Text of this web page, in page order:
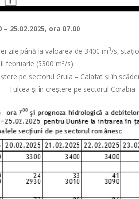
– 25.02.2025, ora 07.00
zile până la valoarea de 3400 m3/s,
februarie (5300 m3/s).
pe sectorul Gruia – Calafat și în
Tulcea și în creștere pe sectorul Corabia